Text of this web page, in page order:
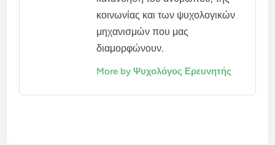
κοινωνίας και των ψυχολογικών
μηχανισμών που μας
διαμορφώνουν.
More by Ψυχολόγος Ερευνητής